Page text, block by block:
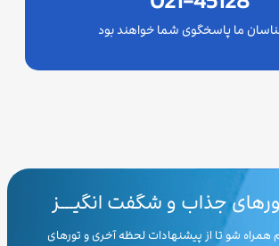
ما پاسخگوی شما خواهند بود
جذاب و شگفت انگیـــز
همراه شو تا از پیشنهادات لحظه آخری و تورهای